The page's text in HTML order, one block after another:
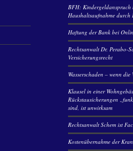
BFH: Kindergeldanspruch
Haushaltsaufnahme durch
Haftung der Bank bei
Rechtsanwalt Dr. Perabo-
Versicherungsrecht
Wasserschaden – wenn
Klausel in einer
Rückstausicherungen
sind, ist unwirksam
Rechtsanwalt Schem ist
Kostenübernahme der